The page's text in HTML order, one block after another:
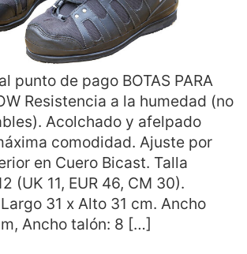
punto de pago BOTAS PARA
Resistencia a la humedad (no
Acolchado y afelpado
comodidad. Ajuste por
en Cuero Bicast. Talla
(UK 11, EUR 46, CM 30).
31 x Alto 31 cm. Ancho
Ancho talón: 8 […]